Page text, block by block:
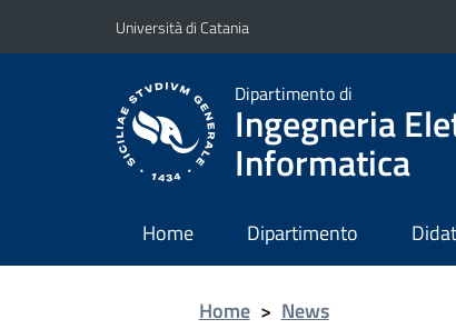
Vai al contenuto principale
Vai al menu di navigazione
Università di Catania
Dipartimento di
Ingegneria
Informatica
Home Dipartimento
Home > News